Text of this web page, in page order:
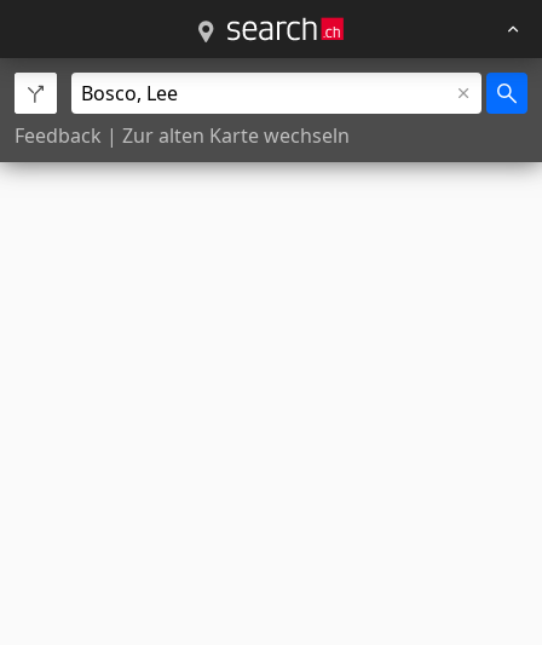
Feedback | Zur alten Karte wechseln